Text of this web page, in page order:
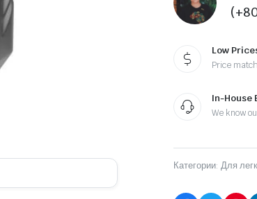
Low
Price
In-House
We know
Категории: Для